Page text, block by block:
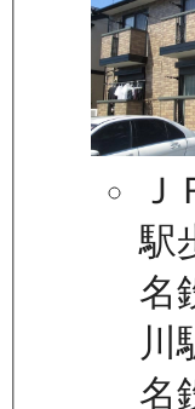
Ｊ
駅
名
川
名